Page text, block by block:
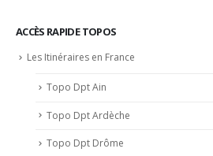
ACCÈS RAPIDE TOPOS
Les Itinéraires en France
Topo Dpt Ain
Topo Dpt Ardèche
Topo Dpt Drôme